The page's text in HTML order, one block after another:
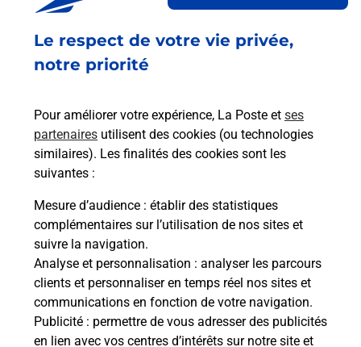
Le respect de votre vie privée,
notre priorité
Pour améliorer votre expérience, La Poste et ses
partenaires utilisent des cookies (ou technologies
similaires). Les finalités des cookies sont les
suivantes :
Mesure d’audience : établir des statistiques
complémentaires sur l’utilisation de nos sites et
suivre la navigation.
Analyse et personnalisation : analyser les parcours
clients et personnaliser en temps réel nos sites et
communications en fonction de votre navigation.
Publicité : permettre de vous adresser des publicités
en lien avec vos centres d’intérêts sur notre site et
jusqu'à 23h59
13 RUE DU FRICHE AUDOUIN
44140 AIGREFEUILLE SUR MAINE
Malin !
La Poste
en ligne
Ouvert 24h/24
En savoir plus